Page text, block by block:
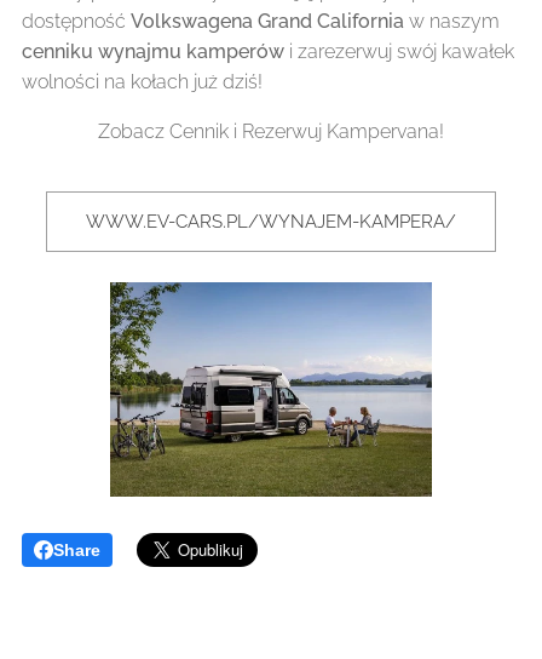
dostępność Volkswagena Grand California w naszym
cenniku wynajmu kamperów i zarezerwuj swój kawałek
wolności na kołach już dziś!
Zobacz Cennik i Rezerwuj Kampervana!
WWW.EV-CARS.PL/WYNAJEM-KAMPERA/
Share